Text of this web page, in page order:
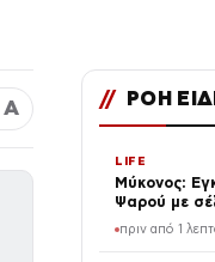
Α // ΡΟΗ
LIFE
Μύκονος:
Ψαρού με
πριν από 1